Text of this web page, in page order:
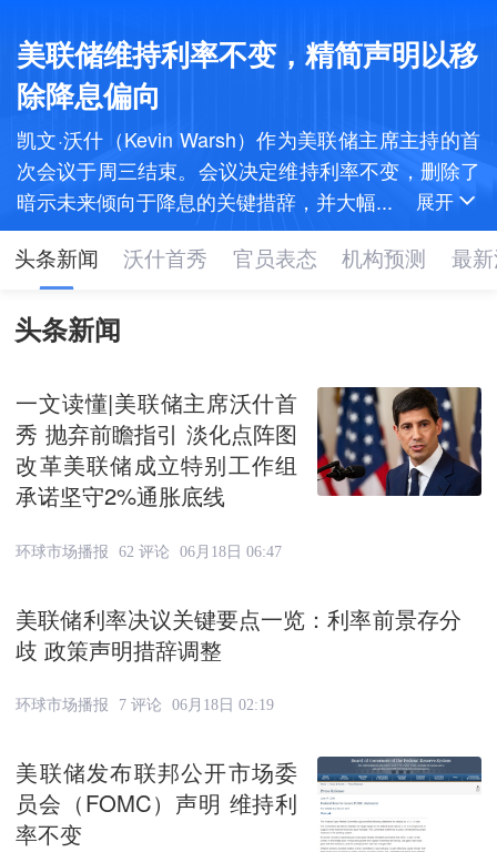
美联储维持利率不变，精简声明以移
除降息偏向
凯文·沃什（Kevin Warsh）作为美联储主席主持的首
次会议于周三结束。会议决定维持利率不变，删除了
暗示未来倾向于降息的关键措辞，并大幅...
展开
头条新闻 沃什首秀 官员表态 机构预测 最
头条新闻
一文读懂|美联储主席沃什首
秀 抛弃前瞻指引 淡化点阵图
改革美联储成立特别工作组
承诺坚守2%通胀底线
环球市场播报 62 评论 06月18日 06:47
美联储利率决议关键要点一览：利率前景存分
歧 政策声明措辞调整
环球市场播报 7 评论 06月18日 02:19
美联储发布联邦公开市场委
员会（FOMC）声明 维持利
率不变